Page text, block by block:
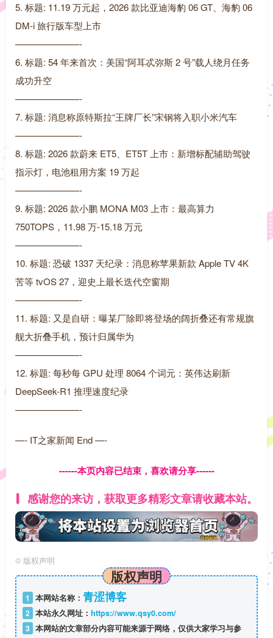
5. 标题: 11.19 万元起，2026 款比亚迪海豹 06 GT、海豹 06
DM-i 旅行版车型上市
———————-
6. 标题: 54 年来首次：美国“阿耳忒弥斯 2 号”载人绕月任务
成功升空
———————-
7. 标题: 消息称原特斯拉“王牌厂长”宋钢将入职小米汽车
———————-
8. 标题: 2026 款蔚来 ET5、ET5T 上市：新增标配辅助驾驶
指示灯，电池租用方案 19 万起
———————-
9. 标题: 2026 款小鹏 MONA M03 上市：最高算力
750TOPS，11.98 万-15.18 万元
———————-
10. 标题: 恐破 1337 天纪录：消息称苹果新款 Apple TV 4K
苦等 tvOS 27，迎史上最长迭代空窗期
———————-
11. 标题: 又是自研：曝某厂除即将登场的阔折叠还有常规旗
舰大折叠手机，预计归属华为
———————-
12. 标题: 每秒每 GPU 处理 8064 个词元：英伟达刷新
DeepSeek-R1 推理速度纪录
———————-
—- IT之家新闻 End —-
------本页内容已结束，喜欢请分享------
感谢您的来访，获取更多精彩文章请收藏本站。
© 版权声明
版权声明
1 本网站名称： 青涩博客
2 本站永久网址： https://www.qsy0.com/
3 本网站的文章部分内容可能来源于网络，仅供大家学习与参